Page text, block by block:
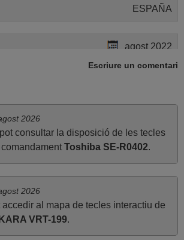
ESPAÑA
agost 2022
abril 2020
Daniel,
Escriure un comentari
2026
consultar la disposició de les tecles
Toshiba SE-R0402.
2026
accedir al mapa de tecles interactiu de
VRT-199.